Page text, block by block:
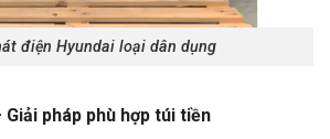
điện Hyundai loại dân dụng
Giải pháp phù hợp túi tiền